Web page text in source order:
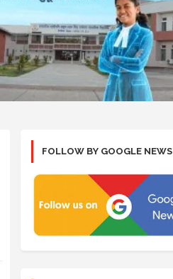
FOLLOW BY GOOGLE NEWS